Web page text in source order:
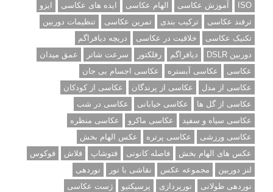
ISO آموزش عکاسی الهام عکاسی ایده های عکاسی
ایزو
ترفند عکاسی
ترکیب بندی تمرین عکاسی
تنظیمات دوربین
تکنیک عکاسی
خلاقیت در عکاسی
دریچه دیافراگم
دوربین DSLR
دیافراگم رفلکتور سرعت شاتر
عمق میدان
عکاسی
عکاسی آبستره
عکاسی اجسام بی جان
عکاسی از مدل
عکاسی از پرندگان
عکاسی از کودکان
عکاسی از گل ها
عکاسی خیابانی
عکاسی در شب
عکاسی سیاه و سفید
عکاسی ماکرو
عکاسی منظره
عکاسی ورزشی
عکاسی پرتره
عکس الهام بخش
عکس های الهام بخش
فاصله کانونی فتوشاپ فلاش
فوکوس
لنز دوربین
مجموعه عکس نقاشی با نور
نوردهی
نوردهی طولانی
نورپردازی پرسپکتیو ژست عکاسی